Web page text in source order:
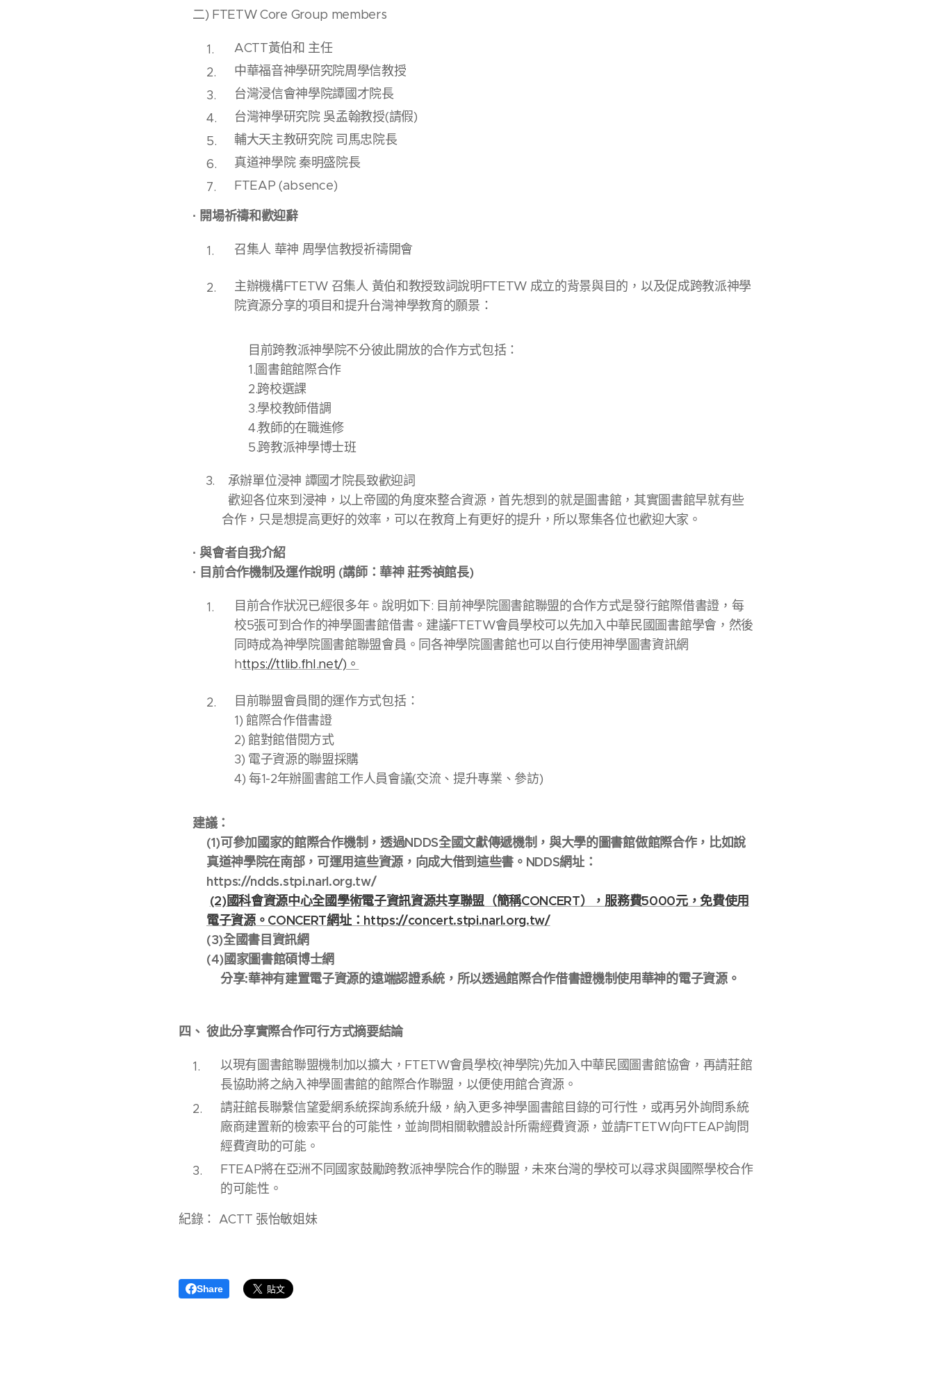
二) FTETW Core Group members
ACTT黃伯和 主任
中華福音神學研究院周學信教授
台灣浸信會神學院譚國才院長
台灣神學研究院 吳孟翰教授(請假)
輔大天主教研究院 司馬忠院長
真道神學院 秦明盛院長
FTEAP (absence)
· 開場祈禱和歡迎辭
召集人 華神 周學信教授祈禱開會
主辦機構FTETW 召集人 黃伯和教授致詞說明FTETW 成立的背景與目的，以及促成跨教派神學
院資源分享的項目和提升台灣神學教育的願景：
目前跨教派神學院不分彼此開放的合作方式包括：
1.圖書館館際合作
2.跨校選課
3.學校教師借調
4.教師的在職進修
5.跨教派神學博士班
3. 承辦單位浸神 譚國才院長致歡迎詞
歡迎各位來到浸神，以上帝國的角度來整合資源，首先想到的就是圖書館，其實圖書館早就有些
合作，只是想提高更好的效率，可以在教育上有更好的提升，所以聚集各位也歡迎大家。
·與會者自我介紹
· 目前合作機制及運作說明 (講師：華神 莊秀禎館長)
目前合作狀況已經很多年。說明如下: 目前神學院圖書館聯盟的合作方式是發行館際借書證，每
校5張可到合作的神學圖書館借書。建議FTETW會員學校可以先加入中華民國圖書館學會，然後
同時成為神學院圖書館聯盟會員。同各神學院圖書館也可以自行使用神學圖書資訊網
https://ttlib.fhl.net/)。
目前聯盟會員間的運作方式包括：
1) 館際合作借書證
2) 館對館借閱方式
3) 電子資源的聯盟採購
4) 每1-2年辦圖書館工作人員會議(交流、提升專業、參訪)
建議：
(1)可參加國家的館際合作機制，透過NDDS全國文獻傳遞機制，與大學的圖書館做館際合作，比如說
真道神學院在南部，可運用這些資源，向成大借到這些書。NDDS網址：
https://ndds.stpi.narl.org.tw/
(2)國科會資源中心全國學術電子資訊資源共享聯盟（簡稱CONCERT），服務費5000元，免費使用
電子資源。CONCERT網址：https://concert.stpi.narl.org.tw/
(3)全國書目資訊網
(4)國家圖書館碩博士網
分享:華神有建置電子資源的遠端認證系統，所以透過館際合作借書證機制使用華神的電子資源。
四、 彼此分享實際合作可行方式摘要結論
以現有圖書館聯盟機制加以擴大，FTETW會員學校(神學院)先加入中華民國圖書館協會，再請莊館
長協助將之納入神學圖書館的館際合作聯盟，以便使用館合資源。
請莊館長聯繫信望愛網系統探詢系統升級，納入更多神學圖書館目錄的可行性，或再另外詢問系統
廠商建置新的檢索平台的可能性，並詢問相關軟體設計所需經費資源，並請FTETW向FTEAP詢問
經費資助的可能。
FTEAP將在亞洲不同國家鼓勵跨教派神學院合作的聯盟，未來台灣的學校可以尋求與國際學校合作
的可能性。
紀錄： ACTT 張怡敏姐妹
Share